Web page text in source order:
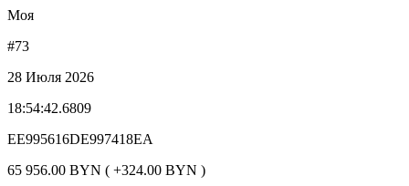
Моя
#73
28 Июля 2026
18:54:42.6809
EE995616DE997418EA
65 956.00 BYN ( +324.00 BYN )